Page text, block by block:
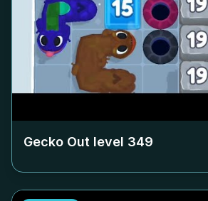
Gecko Out level 349